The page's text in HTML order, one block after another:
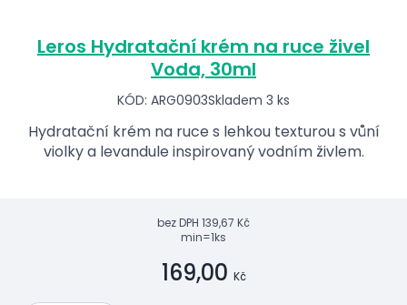
Leros Hydratační krém na ruce živel
Voda, 30ml
KÓD: ARG0903Skladem 3 ks
Hydratační krém na ruce s lehkou texturou s vůní
violky a levandule inspirovaný vodním živlem.
bez DPH 139,67 Kč
min=1ks
169,00 Kč